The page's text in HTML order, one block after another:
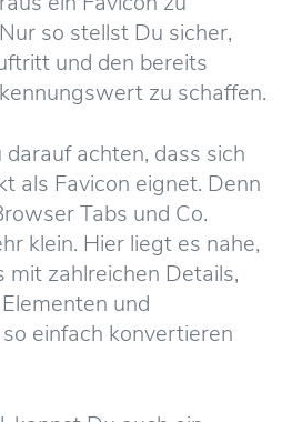
so stellst Du sicher,
und den bereits
zu schaffen.
achten, dass sich
als Favicon eignet. Denn
Tabs und Co.
klein. Hier liegt es nahe,
zahlreichen Details,
und
einfach konvertieren